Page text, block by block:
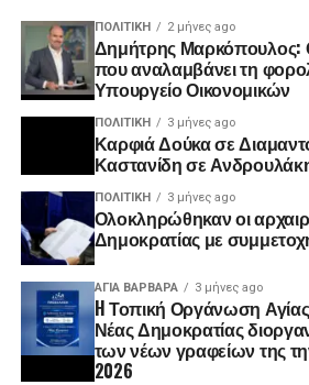
ΠΟΛΙΤΙΚΉ 2 μήνες ago
Δημήτρης Μαρκόπουλος:
που αναλαμβάνει τη
Υπουργείο Οικονομικών
ΠΟΛΙΤΙΚΉ 3 μήνες ago
Καρφιά Δούκα σε
Καστανίδη σε
ΠΟΛΙΤΙΚΉ 3 μήνες ago
Ολοκληρώθηκαν οι
Δημοκρατίας με
ΑΓΙΑ ΒΑΡΒΑΡΑ 3 μήνες ago
H Τοπική Οργάνωση
Νέας Δημοκρατίας
των νέων γραφείων της
2026